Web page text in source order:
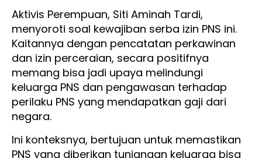
Aktivis Perempuan, Siti Aminah Tardi,
menyoroti soal kewajiban serba izin PNS ini.
Kaitannya dengan pencatatan perkawinan
dan izin perceraian, secara positifnya
memang bisa jadi upaya melindungi
keluarga PNS dan pengawasan terhadap
perilaku PNS yang mendapatkan gaji dari
negara.
Ini konteksnya, bertujuan untuk memastikan
PNS yang diberikan tunjangan keluarga bisa